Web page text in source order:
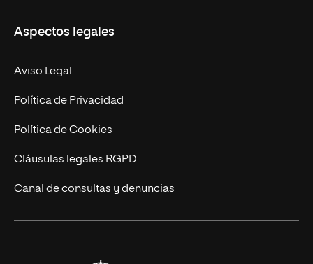
Doctorados
Experto Universitario
Postgrados
Cursos Universitarios
Facultades
Nuestro Equipo
Trabaja en UNIR
Actualidad
UNIR Revista
Eventos
Aspectos legales
Aviso Legal
Política de Privacidad
Política de Cookies
Cláusulas legales RGPD
Canal de consultas y denuncias